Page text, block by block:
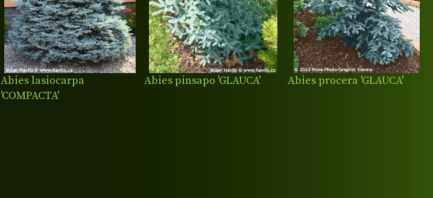
Abies lasiocarpa
'COMPACTA'
Abies pinsapo 'GLAUCA' Abies procera 'GLAUCA'